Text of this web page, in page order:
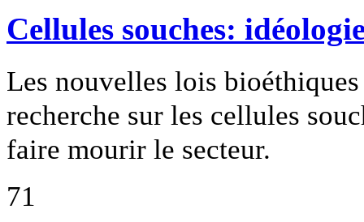
Cellules souches:
Les nouvelles lois
recherche sur les cellules
faire mourir le secteur.
71